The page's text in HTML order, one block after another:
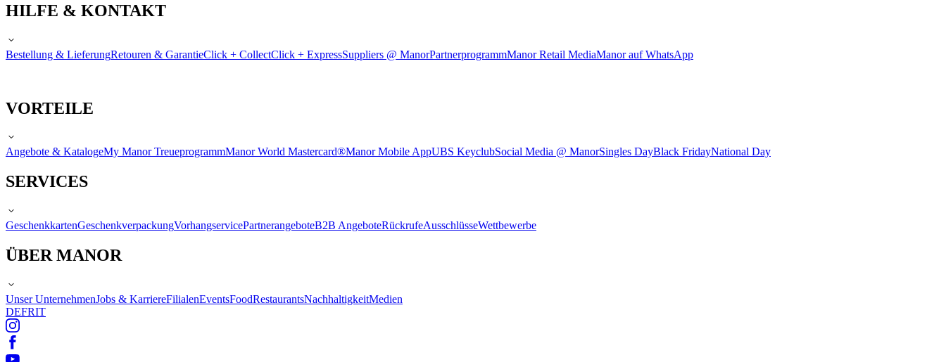
HILFE & KONTAKT
Bestellung & LieferungRetouren & GarantieClick + CollectClick + ExpressSuppliers @ ManorPartnerprogrammManor Retail MediaManor auf WhatsApp
VORTEILE
Angebote & KatalogeMy Manor TreueprogrammManor World Mastercard®Manor Mobile AppUBS KeyclubSocial Media @ ManorSingles DayBlack FridayNational Day
SERVICES
GeschenkkartenGeschenkverpackungVorhangservicePartnerangeboteB2B AngeboteRückrufeAusschlüsseWettbewerbe
ÜBER MANOR
Unser UnternehmenJobs & KarriereFilialenEventsFoodRestaurantsNachhaltigkeitMedien
DEFRIT